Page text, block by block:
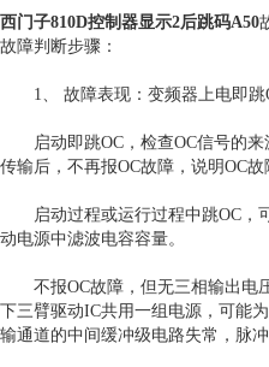
西门子810D控制器显示2后跳码A50
故障判断步骤：
1、 故障表现：变频器上电即跳
启动即跳OC，检查OC信号的来
传输后，不再报OC故障，说明OC
启动过程或运行过程中跳OC，可
动电源中滤波电容容量。
不报OC故障，但无三相输出电压
下三臂驱动IC共用一组电源，可能
输通道的中间缓冲级电路失常，脉